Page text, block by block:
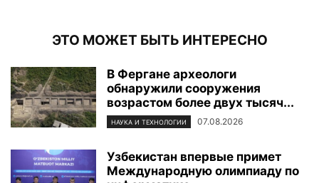
ЭТО МОЖЕТ БЫТЬ ИНТЕРЕСНО
В Фергане археологи
обнаружили сооружения
возрастом более двух тысяч...
НАУКА И ТЕХНОЛОГИИ 07.08.2026
Узбекистан впервые примет
Международную олимпиаду по